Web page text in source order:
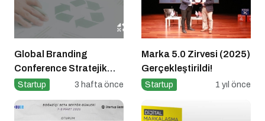
Global Branding
Conference Stratejik
Odağı: Yeşil Ekonomi &
Startup 3 hafta önce
Marka 5.0 Zirvesi (2025)
Gerçekleştirildi!
Startup 1 yıl önce